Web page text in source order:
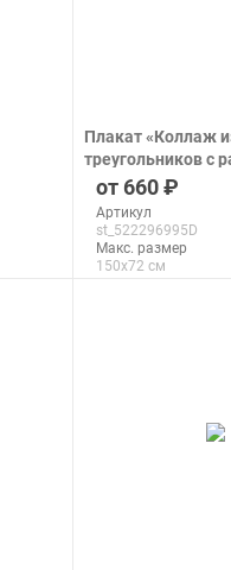
Плакат «Коллаж
треугольников с
пёстрыми
орнаментами»
печать на бумаге
660
Артикул
st_522296995D
Макс. размер
150x72 см